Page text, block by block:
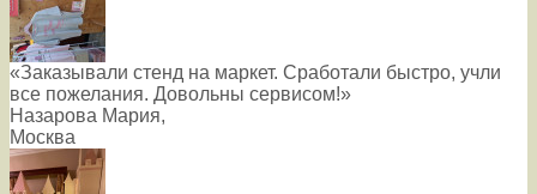
«Заказывали стенд на маркет. Сработали быстро, учли
все пожелания. Довольны сервисом!»
Назарова Мария,
Москва